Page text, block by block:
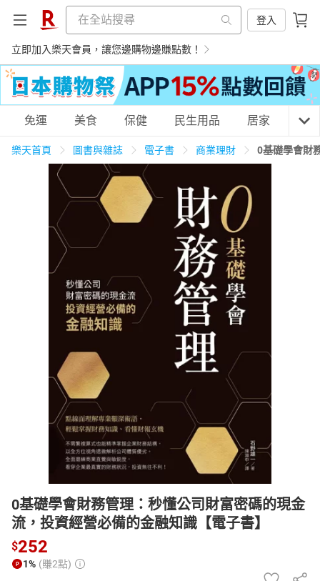
登入
立即加入樂天會員，讓您邊購物邊賺點數！
購物網分類
天天免運 美食蛋糕 養生保健
居家生活 運動休閒
男裝 化妝保養
日本購物 電子/紙本書
免運 美食 保健 民生用品 居家 3C
樂天首頁 圖書與雜誌 電子書 商業理財 0基礎學會財
0基礎學會財務管理：秒懂公司財富密碼的現金
流，投資經營必備的金融知識【電子書】
$252
1% (賺2點)